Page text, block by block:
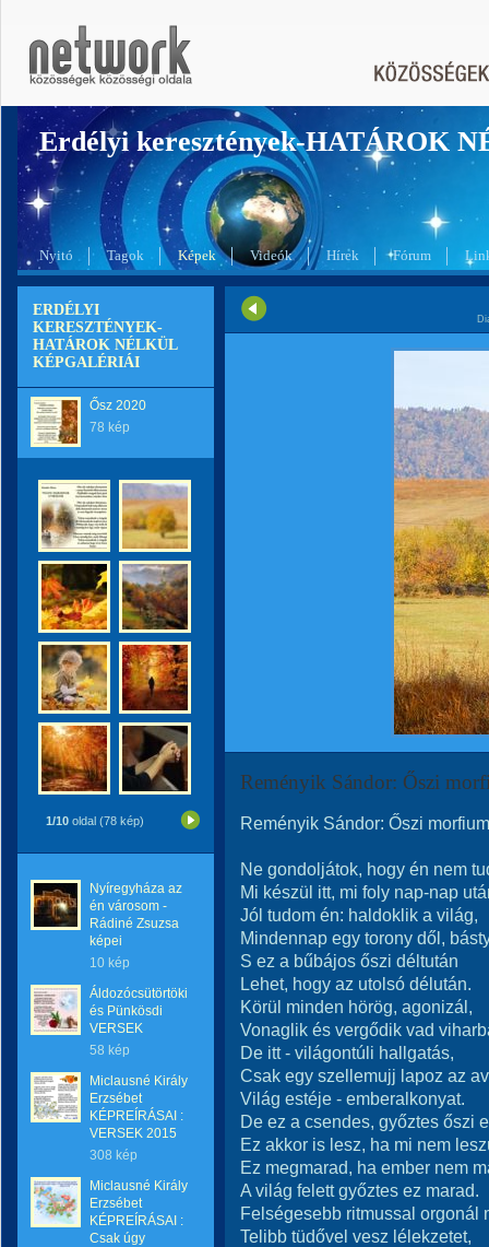
Erdélyi keresztények-HATÁROK
Nyitó Tagok Képek Videók Hírek Fórum
ERDÉLYI
KERESZTÉNYEK-
HATÁROK NÉLKÜL
KÉPGALÉRIÁI
Ősz 2020
78 kép
1/10 oldal (78 kép)
Nyíregyháza az
én városom -
Rádiné Zsuzsa
képei
10 kép
Áldozócsütörtöki
és Pünkösdi
VERSEK
58 kép
Miclausné Király
Erzsébet
KÉPREÍRÁSAI :
VERSEK 2015
308 kép
Miclausné Király
Erzsébet
KÉPREÍRÁSAI :
Csak úgy
Reményik Sándor: Őszi
Reményik Sándor: Őszi morfium
Ne gondoljátok, hogy én nem
Mi készül itt, mi foly nap-nap
Jól tudom én: haldoklik a világ,
Mindennap egy torony dől,
S ez a bűbájos őszi déltután
Lehet, hogy az utolsó délután.
Körül minden hörög, agonizál,
Vonaglik és vergődik vad
De itt - világontúli hallgatás,
Csak egy szellemujj lapoz az
Világ estéje - emberalkonyat.
De ez a csendes, győztes őszi
Ez akkor is lesz, ha mi nem
Ez megmarad, ha ember nem
A világ felett győztes ez marad.
Felségesebb ritmussal orgonál
Telibb tüdővel vesz lélekzetet,